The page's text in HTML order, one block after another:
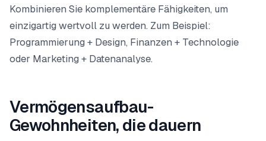
Kombinieren Sie komplementäre Fähigkeiten, um
einzigartig wertvoll zu werden. Zum Beispiel:
Programmierung + Design, Finanzen + Technologie
oder Marketing + Datenanalyse.
Vermögensaufbau-
Gewohnheiten, die dauern